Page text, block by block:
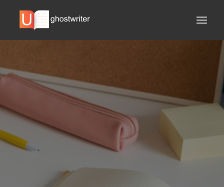
DATENSCHUTZERKLÄRUNG
UNSERER AGENTUR
EINHALTUNG DER
ANFORDERUNGEN
KOSTENLOSE